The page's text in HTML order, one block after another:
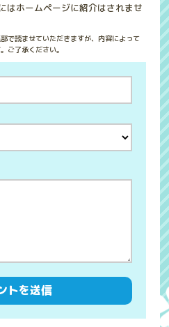
はホームページに紹介はされませ
で読ませていただきますが、内容によって
ご了承ください。